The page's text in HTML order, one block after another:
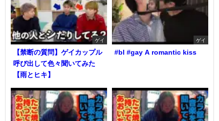
ゲイ
【禁断の質問】ゲイカップル
呼び出して色々聞いてみた
【雨とヒキ】
ゲイ
#bl #gay A romantic kiss